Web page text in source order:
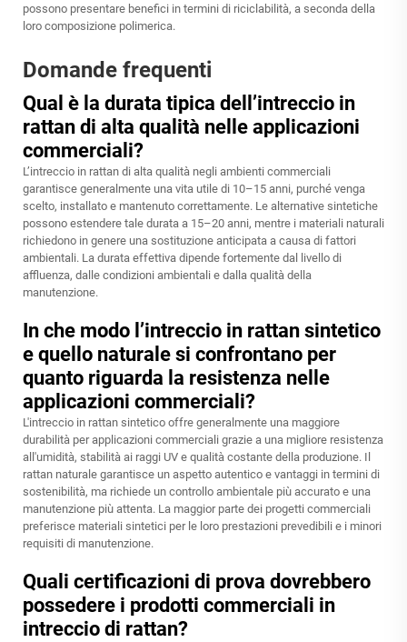
possono presentare benefici in termini di riciclabilità, a seconda della
loro composizione polimerica.
Domande frequenti
Qual è la durata tipica dell’intreccio in
rattan di alta qualità nelle applicazioni
commerciali?
L’intreccio in rattan di alta qualità negli ambienti commerciali
garantisce generalmente una vita utile di 10–15 anni, purché venga
scelto, installato e mantenuto correttamente. Le alternative sintetiche
possono estendere tale durata a 15–20 anni, mentre i materiali naturali
richiedono in genere una sostituzione anticipata a causa di fattori
ambientali. La durata effettiva dipende fortemente dal livello di
affluenza, dalle condizioni ambientali e dalla qualità della
manutenzione.
In che modo l’intreccio in rattan sintetico
e quello naturale si confrontano per
quanto riguarda la resistenza nelle
applicazioni commerciali?
L'intreccio in rattan sintetico offre generalmente una maggiore
durabilità per applicazioni commerciali grazie a una migliore resistenza
all'umidità, stabilità ai raggi UV e qualità costante della produzione. Il
rattan naturale garantisce un aspetto autentico e vantaggi in termini di
sostenibilità, ma richiede un controllo ambientale più accurato e una
manutenzione più attenta. La maggior parte dei progetti commerciali
preferisce materiali sintetici per le loro prestazioni prevedibili e i minori
requisiti di manutenzione.
Quali certificazioni di prova dovrebbero
possedere i prodotti commerciali in
intreccio di rattan?